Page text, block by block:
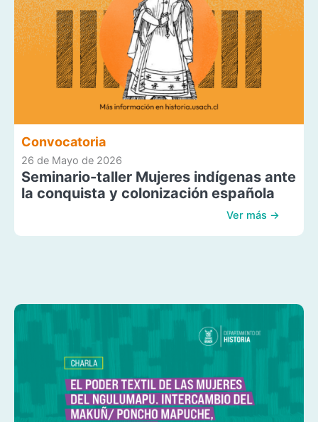
Convocatoria
26 de Mayo de 2026
Seminario-taller Mujeres indígenas ante
la conquista y colonización española
Ver más →